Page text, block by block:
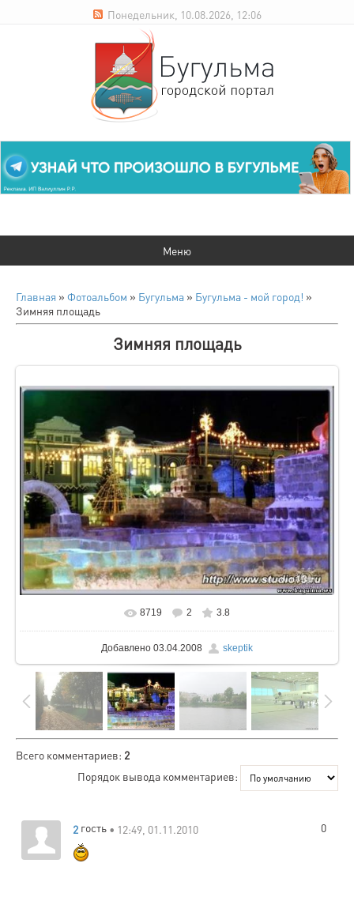
Понедельник, 10.08.2026, 12:06
Главная » Фотоальбом » Бугульма » Бугульма - мой город! »
Зимняя площадь
Зимняя площадь
В реальном размере 640x427
8719 2 3.8
Добавлено 03.04.2008 skeptik
Всего комментариев: 2
Порядок вывода комментариев:
0
2 гость • 12:49, 01.11.2010